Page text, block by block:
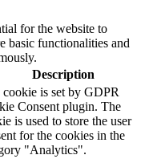
for the website to
basic functionalities and
Description
is set by GDPR
Consent plugin. The
is used to store the user
for the cookies in the
"Analytics".